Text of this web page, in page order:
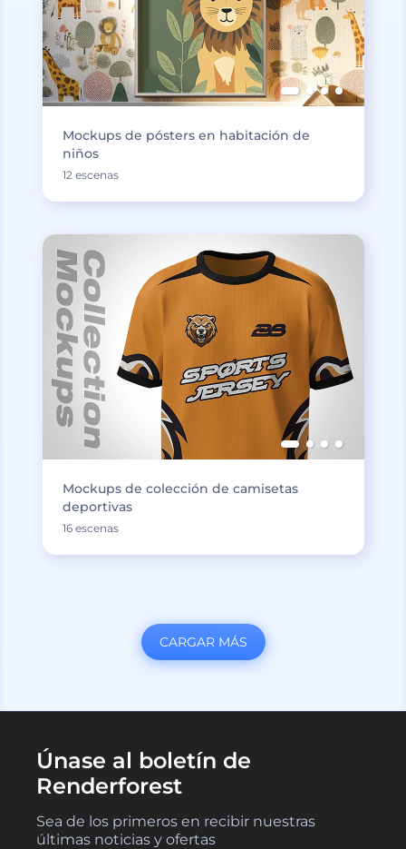
Mockups de pósters en habitación de
niños
12 escenas
Mockups de colección de camisetas
deportivas
16 escenas
CARGAR MÁS
Únase al boletín de
Renderforest
Sea de los primeros en recibir nuestras
últimas noticias y ofertas